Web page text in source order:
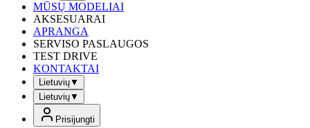
MŪSŲ MODELIAI
AKSESUARAI
APRANGA
SERVISO PASLAUGOS
TEST DRIVE
KONTAKTAI
Lietuvių▼
Lietuvių▼
Prisijungti